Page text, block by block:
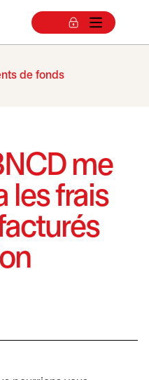
de fonds
me
les frais